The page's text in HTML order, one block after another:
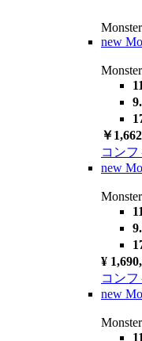
Monster
new
Monster
￥
コン
new
¥
コン
new